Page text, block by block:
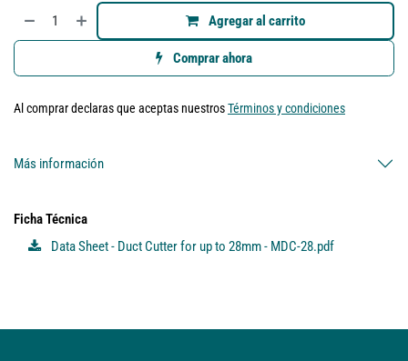
Agregar al carrito
Comprar ahora
Al comprar declaras que aceptas nuestrosTérminos y condiciones
Más información
Ficha Técnica
Data Sheet - Duct Cutter for up to 28mm - MDC-28.pdf